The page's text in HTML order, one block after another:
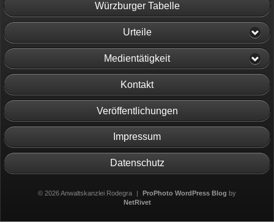
Würzburger Tabelle
Urteile
Medientätigkeit
Kontakt
Veröffentlichungen
Impressum
Datenschutz
© 2026 Anwaltskanzlei Rodegra | ProPhoto WordPress Blog by
NetRivet